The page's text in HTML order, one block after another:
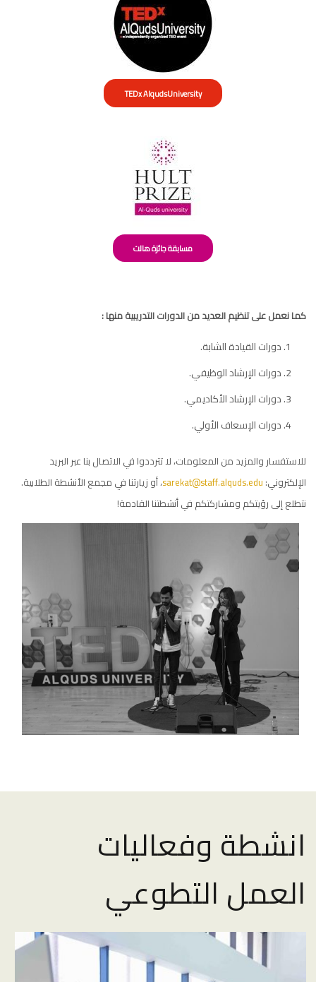
TEDx AlqudsUniversity
مسابقة جائزة هالت
كما نعمل على تنظيم العديد من الدورات التدريبية منها :
دورات القيادة الشابة.
دورات الإرشاد الوظيفي.
دورات الإرشاد الأكاديمي.
دورات الإسعاف الأولي.
للاستفسار والمزيد من المعلومات، لا تترددوا في الاتصال بنا عبر البريد
الإلكتروني: sarekat@staff.alquds.edu، أو زيارتنا في مجمع الأنشطة الطلابية.
نتطلع إلى رؤيتكم ومشاركتكم في أنشطتنا القادمة!
انشطة وفعاليات
العمل التطوعي